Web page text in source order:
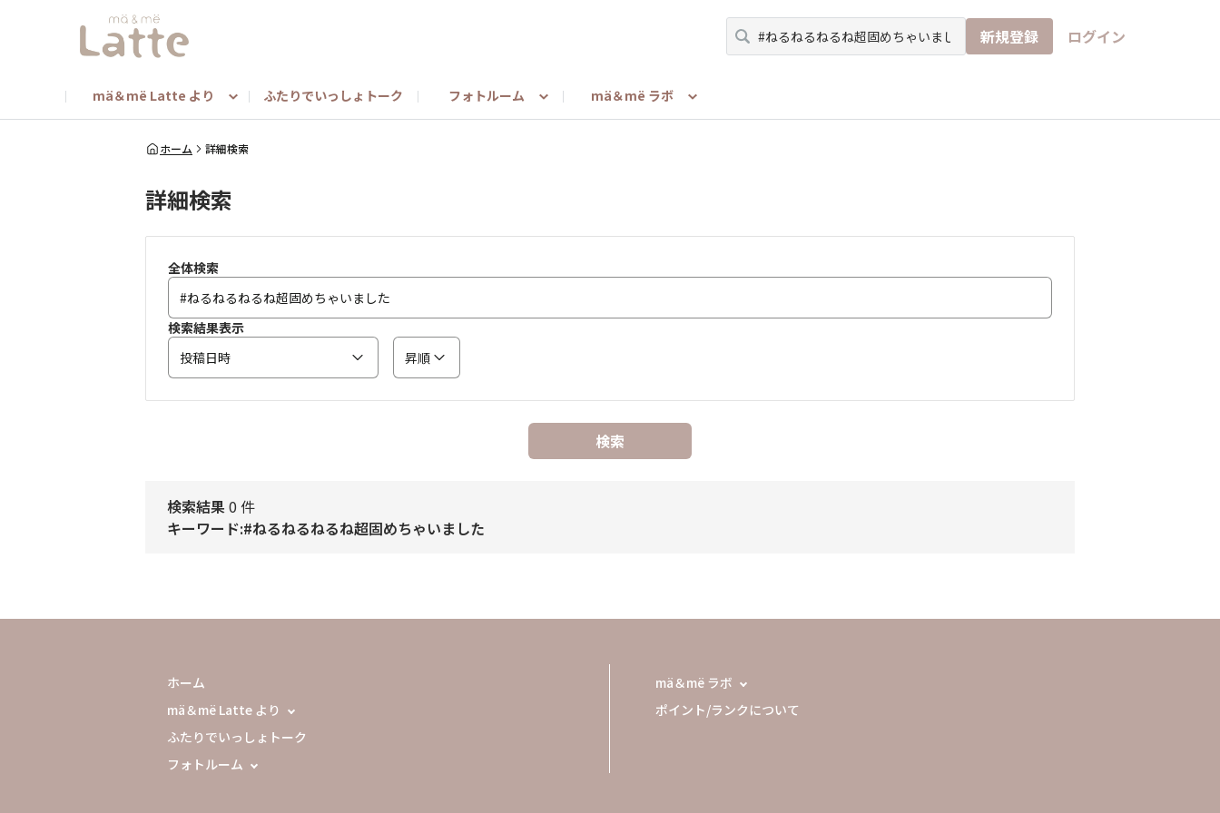
新規登録 ログイン
mä＆më Latte より
mä＆më ニュース
よくあるご質問（マー＆ミー商品について）
ふたりでいっしょトーク フォトルーム
ヘアアレンジ
mä＆më ラボ
みんな教えて！（担当者toメンバー）
ベストマー＆ミーキャンペーン
ホーム 詳細検索
詳細検索
全体検索
検索結果表示
投稿日時
昇順
検索
検索結果0 件
キーワード:#ねるねるねるね超固めちゃいました
ホーム
mä＆më Latte より
ふたりでいっしょトーク
フォトルーム
mä＆më ラボ
ポイント/ランクについて